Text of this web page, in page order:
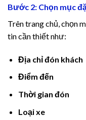
review
fuel pro
review
giriş
Bước 2: Chọn mục
Trên trang chủ, chọn
tin cần thiết như:
Địa chỉ đón khách
Điểm đến
Thời gian đón
Loại xe